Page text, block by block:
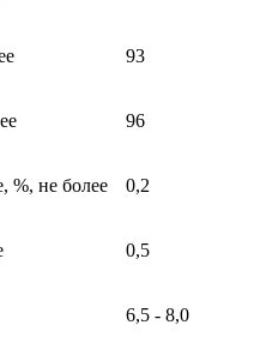
93
96
%, не более 0,2
0,5
6,5 - 8,0